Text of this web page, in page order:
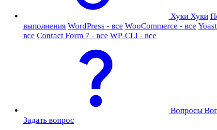
Хуки Хуки
выполнения WordPress - все WooCommerce - все
все Contact Form 7 - все WP-CLI - все
Вопросы
Задать вопрос